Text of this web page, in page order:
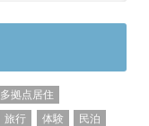
多拠点居住
旅行 体験
民泊